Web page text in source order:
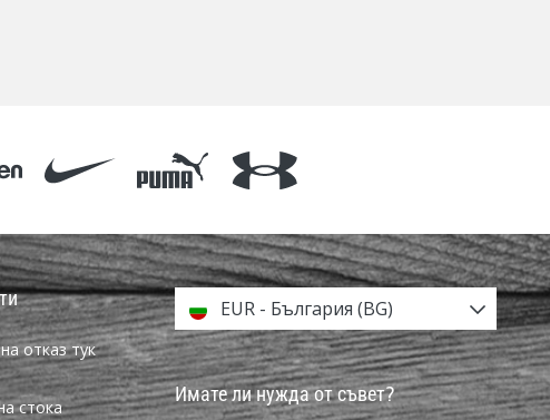
отказ тук
стока
EUR - България (BG)
Имате ли нужда от съвет?